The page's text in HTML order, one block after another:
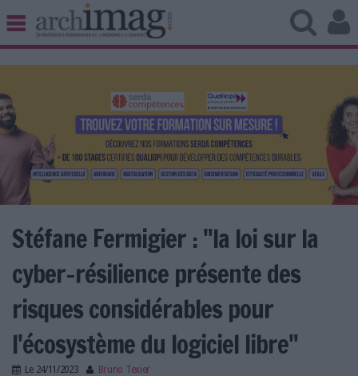
BIBLIOTHÈQUE ÉDITION
UNIVERS DATA
TRAVAIL COLLABORATIF
VIE NUMÉRIQUE
NUMÉRIQUE RESPONSABLE
LES NEWSLETTERS
LE MAGAZINE
LES GUIDES PRATIQUES
​​​​​​​Stéfane Fermigier : "la loi sur la
cyber-résilience présente des
risques considérables pour
l'écosystème du logiciel libre"
Le 24/11/2023 Bruno Texier